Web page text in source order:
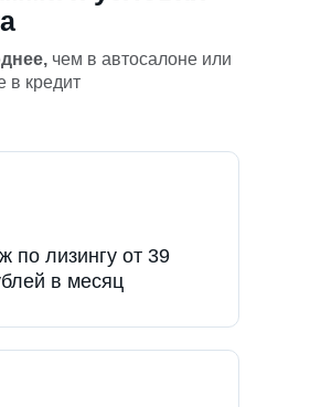
чем в автосалоне или
в кредит
по лизингу от 39
в месяц